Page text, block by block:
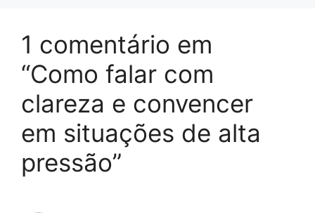
1 comentário em
“Como falar com
clareza e convencer
em situações de alta
pressão”